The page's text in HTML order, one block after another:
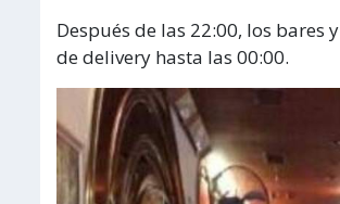
Después de las 22:00, los
de delivery hasta las 00:00.